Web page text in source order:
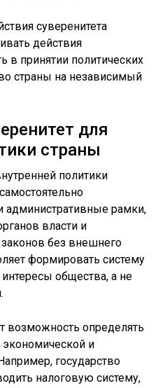
суверенитета
действия
в принятии политических
страны на независимый
для
страны
политики
административные рамки,
власти и
без внешнего
формировать систему
общества, а не
возможность определять
экономической и
государство
налоговую систему,